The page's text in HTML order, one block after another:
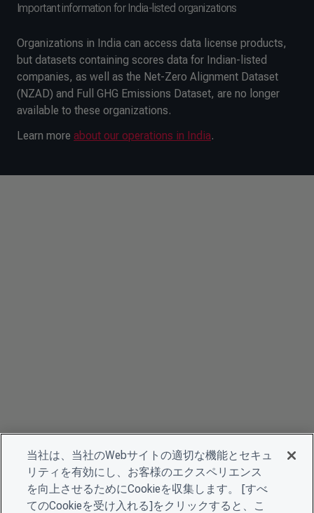
Important information for India-listed organizations
Organizations in India can access data license products,
but datasets containing scores data for Indian-listed
companies, as well as the Net-Zero Alignment Dataset
(NZAD) and Full GHG Emissions Dataset, are no longer
available to these organizations.
Learn more about our operations in India.
当社は、当社のWebサイトの適切な機能とセキュ
リティを有効にし、お客様のエクスペリエンス
を向上させるためにCookieを収集します。 [すべ
てのCookieを受け入れる]をクリックすると、こ